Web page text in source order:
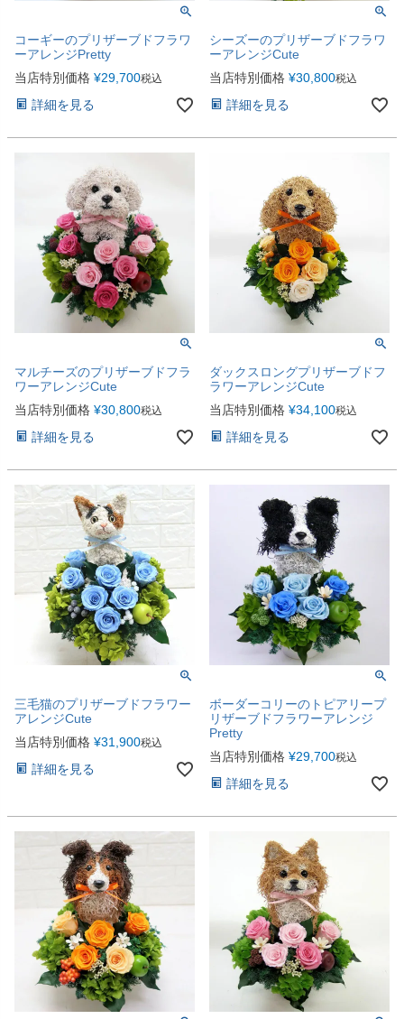
コーギーのプリザーブドフラワ
ーアレンジPretty
当店特別価格 ¥29,700税込
詳細を見る
シーズーのプリザーブドフラワ
ーアレンジCute
当店特別価格 ¥30,800税込
詳細を見る
マルチーズのプリザーブドフラ
ワーアレンジCute
当店特別価格 ¥30,800税込
詳細を見る
ダックスロングプリザーブドフ
ラワーアレンジCute
当店特別価格 ¥34,100税込
詳細を見る
三毛猫のプリザーブドフラワー
アレンジCute
当店特別価格 ¥31,900税込
詳細を見る
ボーダーコリーのトピアリープ
リザーブドフラワーアレンジ
Pretty
当店特別価格 ¥29,700税込
詳細を見る